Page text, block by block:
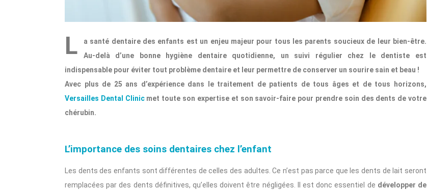
L
a santé dentaire des enfants est un enjeu majeur pour tous les parents soucieux de leur bien-être.
Au-delà d’une bonne hygiène dentaire quotidienne, un suivi régulier chez le dentiste est
indispensable pour éviter tout problème dentaire et leur permettre de conserver un sourire sain et beau !
Avec plus de 25 ans d’expérience dans le traitement de patients de tous âges et de tous horizons,
Versailles Dental Clinicmet toute son expertise et son savoir-faire pour prendre soin des dents de votre
chérubin.
L’importance des soins dentaires chez l’enfant
Les dents des enfants sont différentes de celles des adultes. Ce n’est pas parce que les dents de lait seront
remplacées par des dents définitives, qu’elles doivent être négligées. Il est donc essentiel de développer de